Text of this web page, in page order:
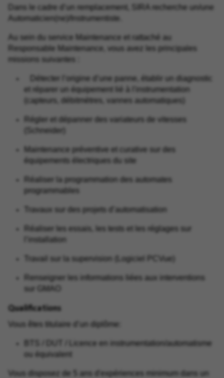
Dans le cadre d’un remplacement, SIRA recherche un/une
Automaticien(ne)/Instrumentiste.
Au sein du service Maintenance et rattaché au
Responsable Maintenance, vous avez les principales
missions suivantes :
Détecter l’origine d’une panne, établir un diagnostic
et réparer un équipement lié à l'instrumentation
(capteurs, débitmètres, vannes automatiques)
Régler et dépanner des variateurs de vitesses
(Schneider)
Maintenance préventive et curative sur des
équipements électriques du site
Réaliser la programmation des automates
programmables
Travaux sur des projets d’automatisation
Réaliser les essais, les tests et les réglages sur
l’installation
Travail sur la supervision (Logiciel PCVue)
Renseigner les informations liées aux interventions
sur GMAO
Qualifications
Vous êtes titulaire d’un diplôme:
BTS / DUT / Licence en instrumentation/automatisme
ou équivalent
Vous disposez de 5 ans d'expériences minimum dans un